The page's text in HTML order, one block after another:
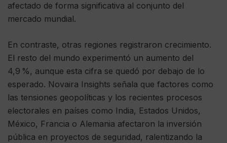
afectado de forma significativa al conjunto del
mercado mundial.
En contraste, otras regiones registraron crecimiento.
El resto del mundo experimentó un aumento del
4,9 %, aunque esta cifra se quedó por debajo de lo
esperado. Novaira Insights señala que factores como
las tensiones geopolíticas y los recientes procesos
electorales en países como India, Estados Unidos,
México, Francia o Alemania afectaron la inversión
pública en proyectos de seguridad, ralentizando la